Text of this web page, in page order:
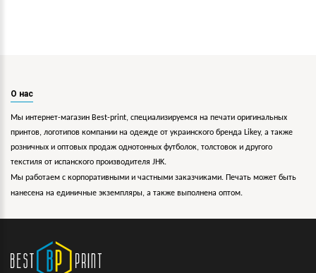
О нас
Мы интернет-магазин Best-print, специализируемся на печати оригинальных
принтов, логотипов компании на одежде от украинского бренда Likey, а также
розничных и оптовых продаж однотонных футболок, толстовок и другого
текстиля от испанского производителя JHK.
Мы работаем с корпоративными и частными заказчиками. Печать может быть
нанесена на единичные экземпляры, а также выполнена оптом.